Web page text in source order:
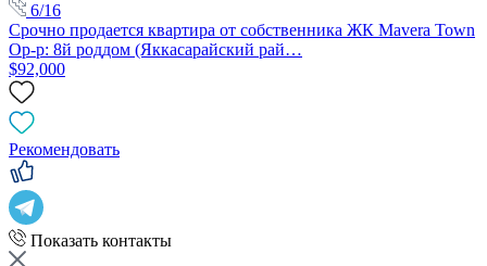
6/16
Срочно продается квартира от собственника ЖК Mavera Town
Ор-р: 8й роддом (Яккасарайский рай…
$92,000
Рекомендовать
Показать контакты